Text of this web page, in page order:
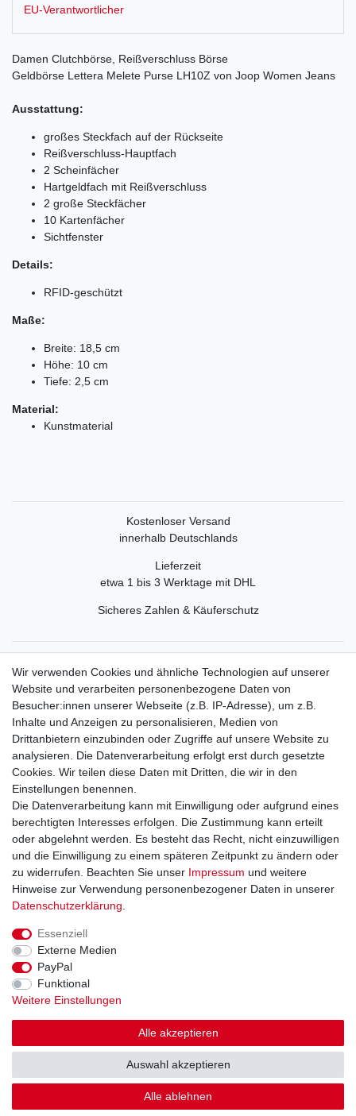
EU-Verantwortlicher
Damen Clutchbörse, Reißverschluss Börse
Geldbörse Lettera Melete Purse LH10Z von Joop Women Jeans
Ausstattung:
großes Steckfach auf der Rückseite
Reißverschluss-Hauptfach
2 Scheinfächer
Hartgeldfach mit Reißverschluss
2 große Steckfächer
10 Kartenfächer
Sichtfenster
Details:
RFID-geschützt
Maße:
Breite: 18,5 cm
Höhe: 10 cm
Tiefe: 2,5 cm
Material:
Kunstmaterial
Kostenloser Versand
innerhalb Deutschlands
Lieferzeit
etwa 1 bis 3 Werktage mit DHL
Sicheres Zahlen & Käuferschutz
Rechtliche Informationen
Widerrufsrecht
Widerrufsformular
Datenschutzerklärung
AGB
Impressum
Vertrag widerrufen Kontakt
Zahlungsarten
Kreditkarte
Lastschrift
Apple Pay
Google Pay
Vorkasse
Facebook
Wir verwenden Cookies und ähnliche Technologien auf unserer
Website und verarbeiten personenbezogene Daten von
Besucher:innen unserer Webseite (z.B. IP-Adresse), um z.B.
Inhalte und Anzeigen zu personalisieren, Medien von
Drittanbietern einzubinden oder Zugriffe auf unsere Website zu
analysieren. Die Datenverarbeitung erfolgt erst durch gesetzte
Cookies. Wir teilen diese Daten mit Dritten, die wir in den
Einstellungen benennen.
Die Datenverarbeitung kann mit Einwilligung oder aufgrund eines
berechtigten Interesses erfolgen. Die Zustimmung kann erteilt
oder abgelehnt werden. Es besteht das Recht, nicht einzuwilligen
und die Einwilligung zu einem späteren Zeitpunkt zu ändern oder
zu widerrufen. Beachten Sie unser Impressum und weitere
Hinweise zur Verwendung personenbezogener Daten in unserer
Daten­schutz­erklärung
Essenziell
Externe Medien
PayPal
Funktional
Weitere Einstellungen
Alle akzeptieren
Alle ablehnen
Auswahl akzeptieren